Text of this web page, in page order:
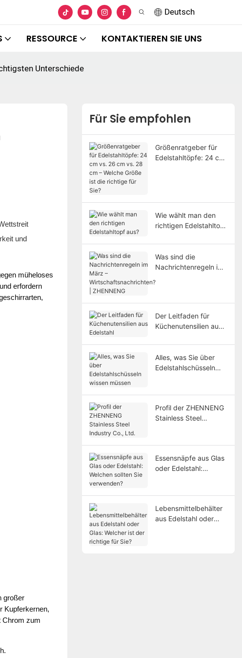
Deutsch
RESSOURCE KONTAKTIEREN SIE UNS
Unterschiede
und
müheloses
erfordern
großer
Kupferkernen,
Chrom zum
Für Sie empfohlen
Größenratgeber für
Edelstahltöpfe: 24 cm
Wie wählt man den
richtigen Edelstahltopf
Was sind die
Nachrichtenregeln im
Der Leitfaden für
Küchenutensilien aus
Alles, was Sie über
Edelstahlschüsseln
Profil der ZHENNENG
Stainless Steel
Essensnäpfe aus Glas
oder Edelstahl:
Lebensmittelbehälter
aus Edelstahl oder